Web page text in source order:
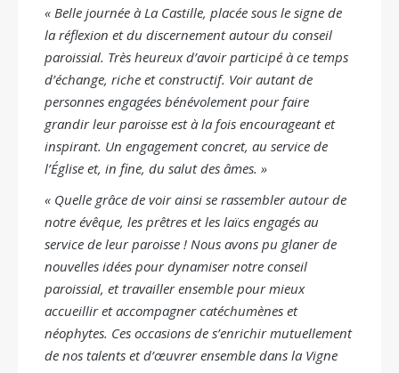
« Belle journée à La Castille, placée sous le signe de
la réflexion et du discernement autour du conseil
paroissial. Très heureux d’avoir participé à ce temps
d’échange, riche et constructif. Voir autant de
personnes engagées bénévolement pour faire
grandir leur paroisse est à la fois encourageant et
inspirant. Un engagement concret, au service de
l’Église et, in fine, du salut des âmes. »
« Quelle grâce de voir ainsi se rassembler autour de
notre évêque, les prêtres et les laïcs engagés au
service de leur paroisse ! Nous avons pu glaner de
nouvelles idées pour dynamiser notre conseil
paroissial, et travailler ensemble pour mieux
accueillir et accompagner catéchumènes et
néophytes. Ces occasions de s’enrichir mutuellement
de nos talents et d’œuvrer ensemble dans la Vigne